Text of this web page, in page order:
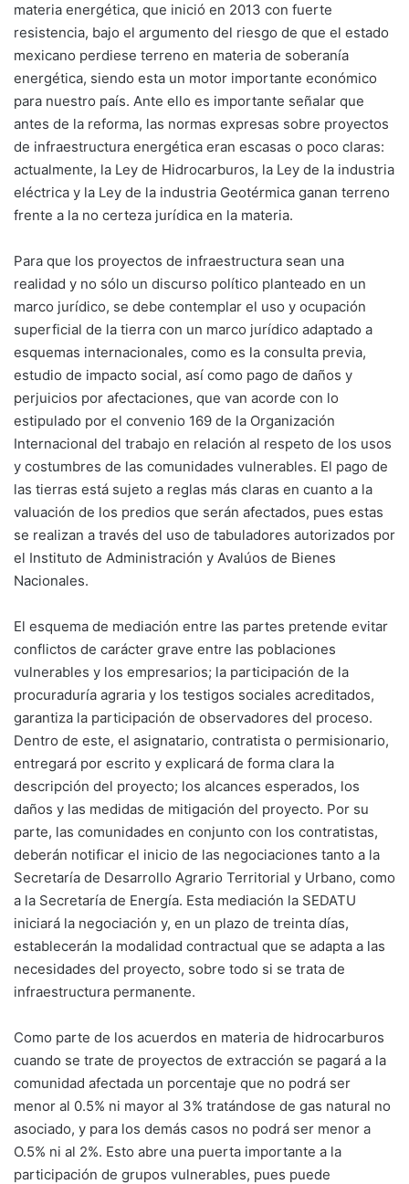
materia energética, que inició en 2013 con fuerte
resistencia, bajo el argumento del riesgo de que el estado
mexicano perdiese terreno en materia de soberanía
energética, siendo esta un motor importante económico
para nuestro país. Ante ello es importante señalar que
antes de la reforma, las normas expresas sobre proyectos
de infraestructura energética eran escasas o poco claras:
actualmente, la Ley de Hidrocarburos, la Ley de la industria
eléctrica y la Ley de la industria Geotérmica ganan terreno
frente a la no certeza jurídica en la materia.
Para que los proyectos de infraestructura sean una
realidad y no sólo un discurso político planteado en un
marco jurídico, se debe contemplar el uso y ocupación
superficial de la tierra con un marco jurídico adaptado a
esquemas internacionales, como es la consulta previa,
estudio de impacto social, así como pago de daños y
perjuicios por afectaciones, que van acorde con lo
estipulado por el convenio 169 de la Organización
Internacional del trabajo en relación al respeto de los usos
y costumbres de las comunidades vulnerables. El pago de
las tierras está sujeto a reglas más claras en cuanto a la
valuación de los predios que serán afectados, pues estas
se realizan a través del uso de tabuladores autorizados por
el Instituto de Administración y Avalúos de Bienes
Nacionales.
El esquema de mediación entre las partes pretende evitar
conflictos de carácter grave entre las poblaciones
vulnerables y los empresarios; la participación de la
procuraduría agraria y los testigos sociales acreditados,
garantiza la participación de observadores del proceso.
Dentro de este, el asignatario, contratista o permisionario,
entregará por escrito y explicará de forma clara la
descripción del proyecto; los alcances esperados, los
daños y las medidas de mitigación del proyecto. Por su
parte, las comunidades en conjunto con los contratistas,
deberán notificar el inicio de las negociaciones tanto a la
Secretaría de Desarrollo Agrario Territorial y Urbano, como
a la Secretaría de Energía. Esta mediación la SEDATU
iniciará la negociación y, en un plazo de treinta días,
establecerán la modalidad contractual que se adapta a las
necesidades del proyecto, sobre todo si se trata de
infraestructura permanente.
Como parte de los acuerdos en materia de hidrocarburos
cuando se trate de proyectos de extracción se pagará a la
comunidad afectada un porcentaje que no podrá ser
menor al 0.5% ni mayor al 3% tratándose de gas natural no
asociado, y para los demás casos no podrá ser menor a
O.5% ni al 2%. Esto abre una puerta importante a la
participación de grupos vulnerables, pues puede